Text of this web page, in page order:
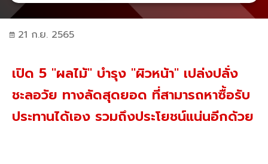
21 ก.ย. 2565
เปิด 5 "ผลไม้" บำรุง "ผิวหน้า" เปล่งปลั่ง
ชะลอวัย ทางลัดสุดยอด ที่สามารถหาซื้อรับ
ประทานได้เอง รวมถึงประโยชน์แน่นอีกด้วย